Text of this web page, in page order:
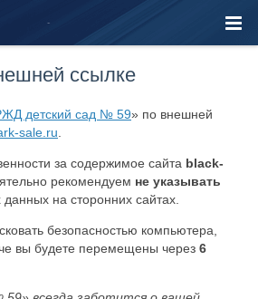
ссылке
детский сад № 59» по внешней
sale.ru
за содержимое сайта black-
рекомендуем не указывать
на сторонних сайтах.
безопасностью компьютера,
вы будете перемещены через 6